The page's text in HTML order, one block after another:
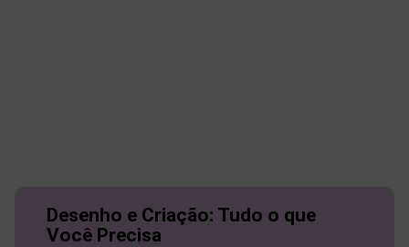
Desenho e Criação: Tudo o que
Você Precisa